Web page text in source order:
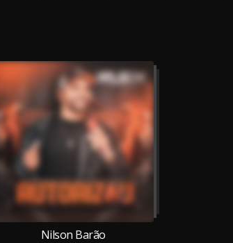
Nilson Barão